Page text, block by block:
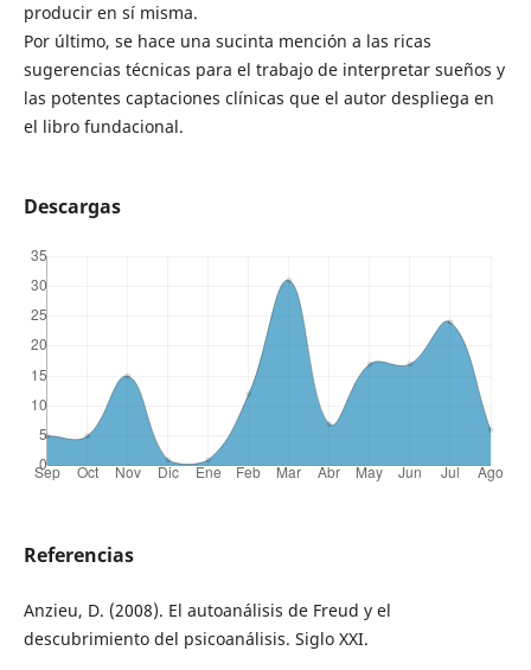
producir en sí misma.
Por último, se hace una sucinta mención a las ricas
sugerencias técnicas para el trabajo de interpretar sueños y
las potentes captaciones clínicas que el autor despliega en
el libro fundacional.
Descargas
Referencias
Anzieu, D. (2008). El autoanálisis de Freud y el
descubrimiento del psicoanálisis. Siglo XXI.